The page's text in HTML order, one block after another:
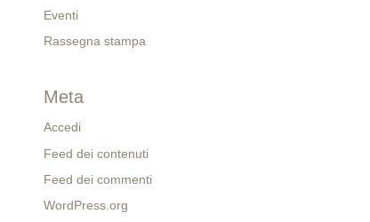
Eventi
Rassegna stampa
Meta
Accedi
Feed dei contenuti
Feed dei commenti
WordPress.org